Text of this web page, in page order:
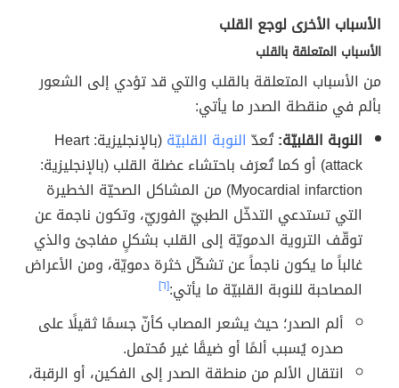
الأسباب الأخرى لوجع القلب
الأسباب المتعلقة بالقلب
من الأسباب المتعلقة بالقلب والتي قد تؤدي إلى الشعور
بألم في منقطة الصدر ما يأتي:
النوبة القلبيّة:تُعدّ النوبة القلبيّة
(بالإنجليزية: Heart
attack) أو كما تُعرَف باحتشاء عضلة القلب (بالإنجليزية:
Myocardial infarction) من المشاكل الصحيّة الخطيرة
التي تستدعي التدخّل الطبيّ الفوريّ، وتكون ناجمة عن
توقّف التروية الدمويّة إلى القلب بشكلٍ مفاجئ والذي
غالباً ما يكون ناجماً عن تشكّل خثرة دمويّة، ومن الأعراض
المصاحبة للنوبة القلبيّة ما يأتي:[٦]
ألم الصدر؛ حيث يشعر المصاب كأنّ جسمًا ثقيلًا على
صدره يُسبب ألمًا أو ضيقًا غير مُحتمل.
انتقال الألم من منطقة الصدر إلى الفكين، أو الرقبة،